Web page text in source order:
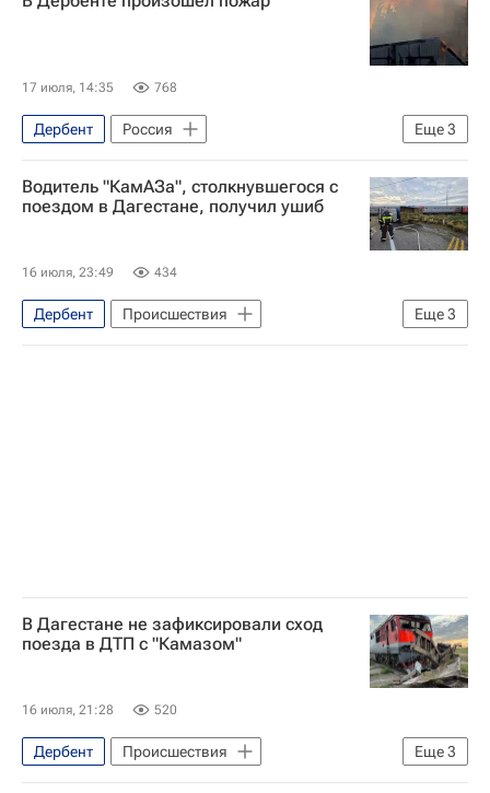
17 июля, 14:35 768
Еще3
Дербент
Россия
МЧС России (Министерство РФ по делам гражданской обороны, чрезвычайным ситуациям и ликвидации последствий стихийных бедствий)
Республика Дагестан
Происшествия
Водитель "КамАЗа", столкнувшегося с
поездом в Дагестане, получил ушиб
16 июля, 23:49 434
Еще3
Дербент
Происшествия
Республика Дагестан
В Дагестане не зафиксировали сход
поезда в ДТП с "Камазом"
16 июля, 21:28 520
Еще3
Дербент
Происшествия
Республика Дагестан
Москва